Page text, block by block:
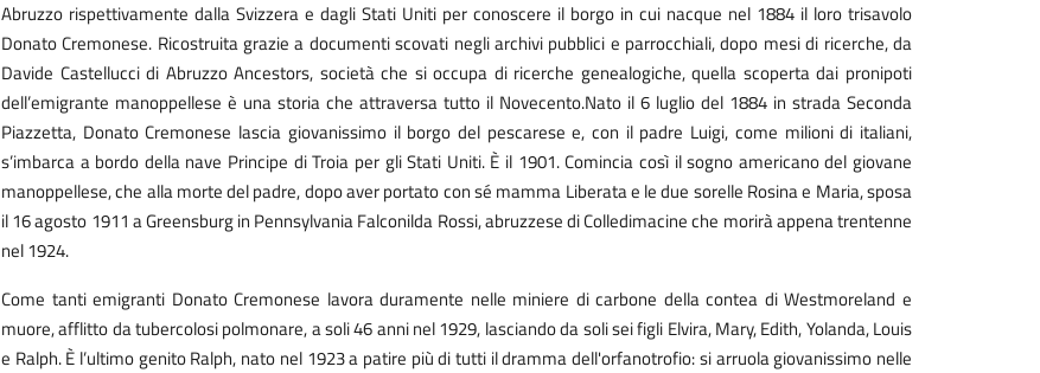
Abruzzo rispettivamente dalla Svizzera e dagli Stati Uniti per conoscere il borgo in cui nacque nel 1884 il loro trisavolo
Donato Cremonese. Ricostruita grazie a documenti scovati negli archivi pubblici e parrocchiali, dopo mesi di ricerche, da
Davide Castellucci di Abruzzo Ancestors, società che si occupa di ricerche genealogiche, quella scoperta dai pronipoti
dell’emigrante manoppellese è una storia che attraversa tutto il Novecento.Nato il 6 luglio del 1884 in strada Seconda
Piazzetta, Donato Cremonese lascia giovanissimo il borgo del pescarese e, con il padre Luigi, come milioni di italiani,
s’imbarca a bordo della nave Principe di Troia per gli Stati Uniti. È il 1901. Comincia così il sogno americano del giovane
manoppellese, che alla morte del padre, dopo aver portato con sé mamma Liberata e le due sorelle Rosina e Maria, sposa
il 16 agosto 1911 a Greensburg in Pennsylvania Falconilda Rossi, abruzzese di Colledimacine che morirà appena trentenne
nel 1924.
Come tanti emigranti Donato Cremonese lavora duramente nelle miniere di carbone della contea di Westmoreland e
muore, afflitto da tubercolosi polmonare, a soli 46 anni nel 1929, lasciando da soli sei figli Elvira, Mary, Edith, Yolanda, Louis
e Ralph. È l’ultimo genito Ralph, nato nel 1923 a patire più di tutti il dramma dell'orfanotrofio: si arruola giovanissimo nelle